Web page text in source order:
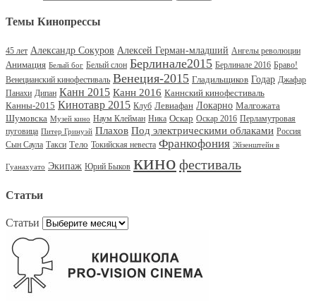
Темы Кинопрессы
45 лет Александр Сокуров Алексей Герман-младший Ангелы революции
Анимация Белый бог Белый слон Берлинале2015 Берлинале 2016 Браво!
Венецианский кинофестиваль Венеция-2015 Гладильщиков Годар Джафар
Панахи Дипан Канн 2015 Канн 2016 Каннский кинофестиваль
Канны-2015 Кинотавр 2015 Клуб Левиафан Локарно Малгожата
Шумовска Музей кино Наум Клейман Ника Оскар Оскар 2016 Перламутровая
пуговица Питер Гринуэй Плахов Под электрическими облаками Россия
Сын Саула Такси Тело Токийская невеста Франкофония Эйзенштейн в
Гуанахуато Экипаж Юрий Быков кино фестиваль
Статьи
Статьи